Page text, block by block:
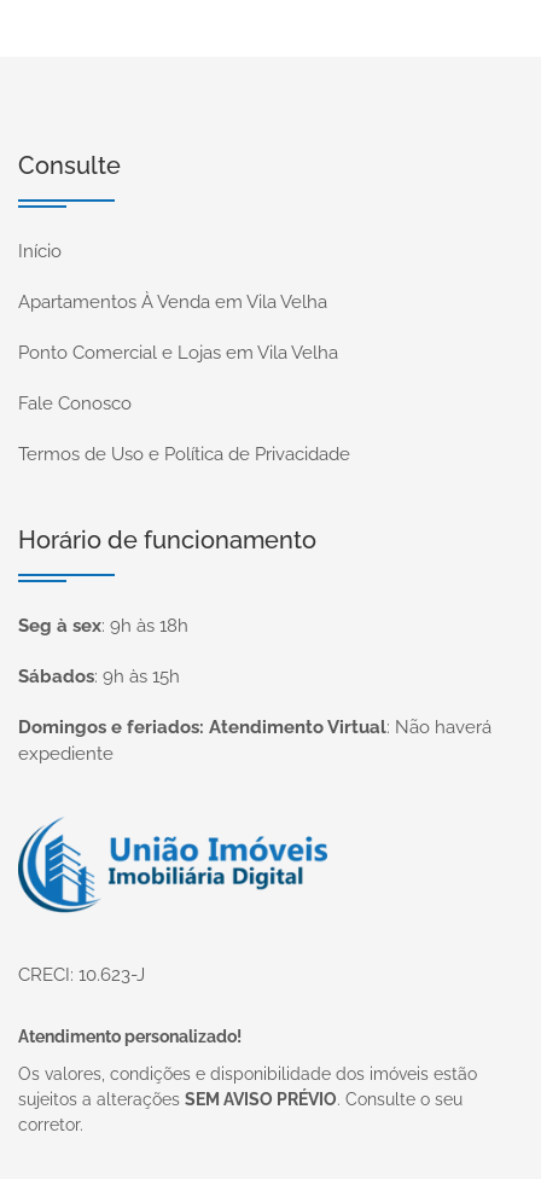
Consulte
Início
Apartamentos À Venda em Vila Velha
Ponto Comercial e Lojas em Vila Velha
Fale Conosco
Termos de Uso e Política de Privacidade
Horário de funcionamento
Seg à sex: 9h às 18h
Sábados: 9h às 15h
Domingos e feriados: Atendimento Virtual: Não haverá
expediente
Página inicial
CRECI: 10.623-J
Atendimento personalizado!
Os valores, condições e disponibilidade dos imóveis estão
sujeitos a alterações SEM AVISO PRÉVIO. Consulte o seu
corretor.